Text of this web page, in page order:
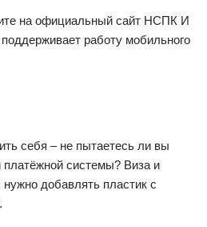
на официальный сайт НСПК И
работу мобильного
себя – не пытаетесь ли вы
платёжной системы? Виза и
добавлять пластик с